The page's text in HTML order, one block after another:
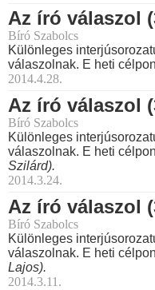
Az író válaszol
Bíró Szabolcs
Különleges
válaszolnak. E heti
2014.4.28.
Az író válaszol
Bíró Szabolcs
Különleges
válaszolnak. E heti
Szilárd).
2014.3.24.
Az író válaszol
Bíró Szabolcs
Különleges
válaszolnak. E heti
Lajos).
2014.3.11.